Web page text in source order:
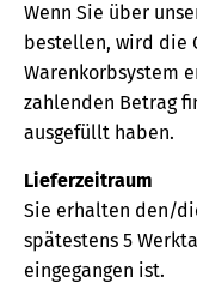
Wenn Sie über
bestellen, wird die
Warenkorbsystem
zahlenden Betrag
ausgefüllt haben.
Lieferzeitraum
Sie erhalten den/
spätestens 5
eingegangen ist.